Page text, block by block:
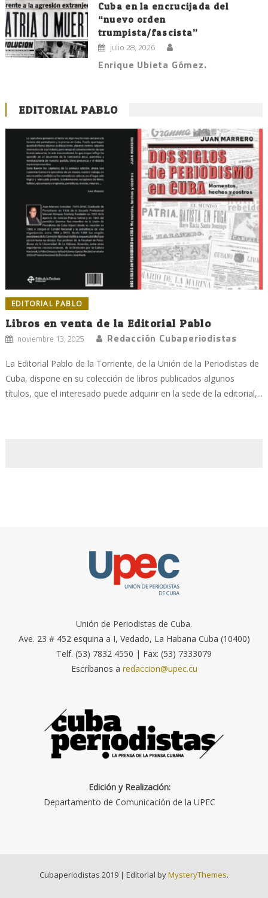
Cuba en la encrucijada del
“nuevo orden
trumpista/fascista”
julio 28, 2026
Enrique Ubieta Gómez.
EDITORIAL PABLO
EDITORIAL PABLO
Libros en venta de la Editorial Pablo
noviembre 13, 2025 Redacción Cubaperiodistas
La Editorial Pablo de la Torriente, de la Unión de la Periodistas de
Cuba, dispone en su colección de libros publicados algunos
títulos, que el interesado puede adquirir en la sede de la editorial,...
Unión de Periodistas de Cuba.
Ave. 23 # 452 esquina a I, Vedado, La Habana Cuba (10400)
Telf. (53) 7832 4550 | Fax: (53) 7333079
Escríbanos a redaccion@upec.cu
Edición y Realización:
Departamento de Comunicación de la UPEC
Cubaperiodistas 2019 | Editorial byMysteryThemes.